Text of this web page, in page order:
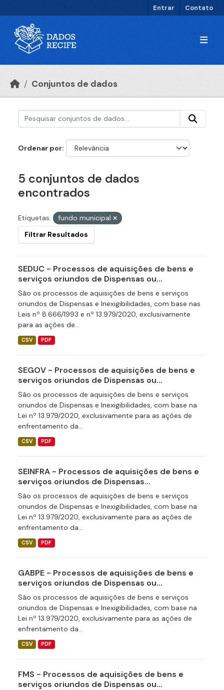
Entrar Contato
Conjuntos de dados
Ordenar por
5 conjuntos de dados
encontrados
Etiquetas:
fundo municipal
Filtrar Resultados
SEDUC - Processos de aquisições de bens e
serviços oriundos de Dispensas ou...
São os processos de aquisições de bens e serviços
oriundos de Dispensas e Inexigibilidades, com base nas
Leis nº 8.666/1993 e nº 13.979/2020, exclusivamente
para as ações de...
CSV PDF
SEGOV - Processos de aquisições de bens e
serviços oriundos de Dispensas ou...
São os processos de aquisições de bens e serviços
oriundos de Dispensas e Inexigibilidades, com base na
Lei nº 13.979/2020, exclusivamente para as ações de
enfrentamento da...
CSV PDF
SEINFRA - Processos de aquisições de bens e
serviços oriundos de Dispensas...
São os processos de aquisições de bens e serviços
oriundos de Dispensas e Inexigibilidades, com base na
Lei nº 13.979/2020, exclusivamente para as ações de
enfrentamento da...
CSV PDF
GABPE - Processos de aquisições de bens e
serviços oriundos de Dispensas ou...
São os processos de aquisições de bens e serviços
oriundos de Dispensas e Inexigibilidades, com base na
Lei nº 13.979/2020, exclusivamente para as ações de
enfrentamento da...
CSV PDF
FMS - Processos de aquisições de bens e
serviços oriundos de Dispensas ou...